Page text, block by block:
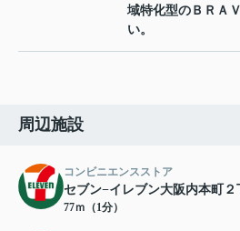
域特化型のＢＲＡ
い。
周辺施設
コンビニエンスストア
セブン−イレブン大阪内本町２
77ｍ（1分）